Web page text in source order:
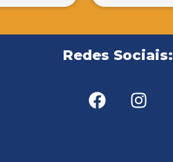
Redes Sociais: